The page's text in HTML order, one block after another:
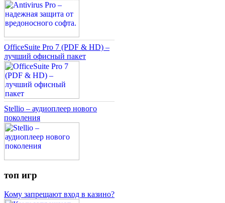
OfficeSuite Pro 7 (PDF & HD) –
лучший офисный пакет
Stellio – аудиоплеер нового
поколения
топ игр
Кому запрещают вход в казино?